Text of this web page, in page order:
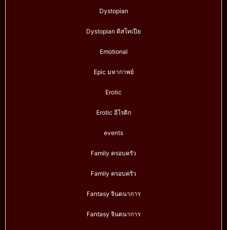
Dystopian
Dystopian ดิสโทเปีย
Emotional
Epic มหากาพย์
Erotic
Erotic อีโรติก
events
Family ครอบครัว
Family ครอบครัว
Fantasy จินตนาการ
Fantasy จินตนาการ